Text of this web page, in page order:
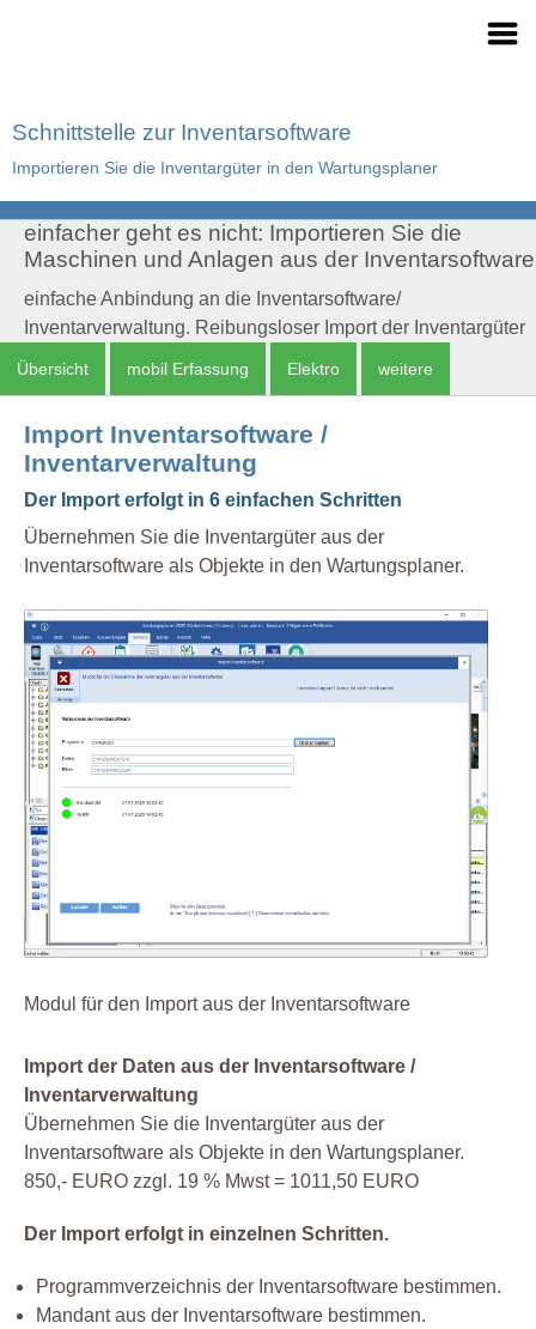
Schnittstelle zur Inventarsoftware
Importieren Sie die Inventargüter in den Wartungsplaner
einfacher geht es nicht: Importieren Sie die
Maschinen und Anlagen aus der Inventarsoftware
einfache Anbindung an die Inventarsoftware/
Inventarverwaltung. Reibungsloser Import der Inventargüter
Übersicht mobil Erfassung Elektro weitere
Import Inventarsoftware /
Inventarverwaltung
Der Import erfolgt in 6 einfachen Schritten
Übernehmen Sie die Inventargüter aus der
Inventarsoftware als Objekte in den Wartungsplaner.
Modul für den Import aus der Inventarsoftware
Import der Daten aus der Inventarsoftware /
Inventarverwaltung
Übernehmen Sie die Inventargüter aus der
Inventarsoftware als Objekte in den Wartungsplaner.
850,- EURO zzgl. 19 % Mwst = 1011,50 EURO
Der Import erfolgt in einzelnen Schritten.
Programmverzeichnis der Inventarsoftware bestimmen.
Mandant aus der Inventarsoftware bestimmen.